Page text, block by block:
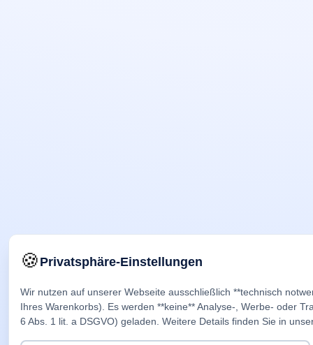
🍪Privatsphäre-Einstellungen
Wir nutzen auf unserer Webseite ausschließlich **technisch
Ihres Warenkorbs). Es werden **keine** Analyse-, Werbe- oder
6 Abs. 1 lit. a DSGVO) geladen. Weitere Details finden Sie in